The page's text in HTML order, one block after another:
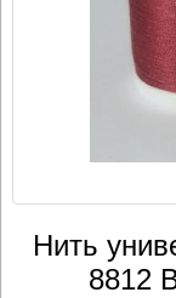
Нить
8812